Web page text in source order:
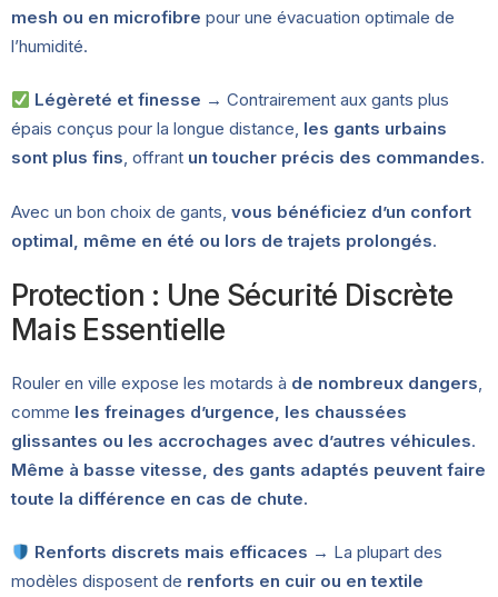
mesh ou en microfibre pour une évacuation optimale de
l’humidité.
Légèreté et finesse → Contrairement aux gants plus
épais conçus pour la longue distance, les gants urbains
sont plus fins, offrant un toucher précis des commandes.
Avec un bon choix de gants, vous bénéficiez d’un confort
optimal, même en été ou lors de trajets prolongés.
Protection : Une Sécurité Discrète
Mais Essentielle
Rouler en ville expose les motards à de nombreux dangers
comme les freinages d’urgence, les chaussées
glissantes ou les accrochages avec d’autres véhicules.
Même à basse vitesse, des gants adaptés peuvent faire
toute la différence en cas de chute.
Renforts discrets mais efficaces → La plupart des
modèles disposent de renforts en cuir ou en textile